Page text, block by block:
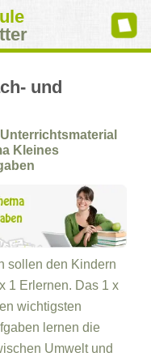
und
Kleines
sollen den Kindern
1 Erlernen. Das 1 x
wichtigsten
lernen die
Umwelt und